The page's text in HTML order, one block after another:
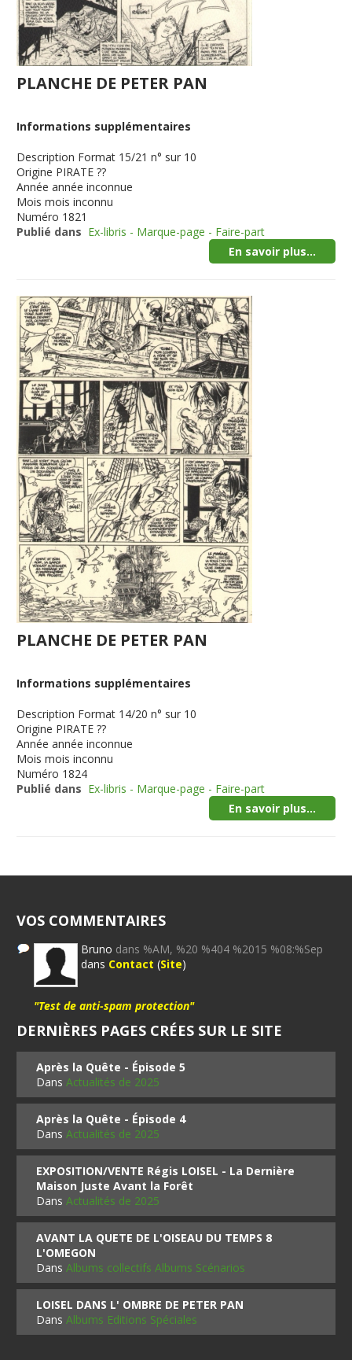
PLANCHE DE PETER PAN
Informations supplémentaires
Description Format 15/21 n° sur 10
Origine PIRATE ??
Année année inconnue
Mois mois inconnu
Numéro 1821
Publié dans Ex-libris - Marque-page - Faire-part
En savoir plus...
PLANCHE DE PETER PAN
Informations supplémentaires
Description Format 14/20 n° sur 10
Origine PIRATE ??
Année année inconnue
Mois mois inconnu
Numéro 1824
Publié dans Ex-libris - Marque-page - Faire-part
En savoir plus...
VOS COMMENTAIRES
Bruno dans %AM, %20 %404 %2015 %08:%Sep
dans Contact (Site)
"Test de anti-spam protection"
DERNIÈRES PAGES CRÉES SUR LE SITE
Après la Quête - Épisode 5
DansActualités de 2025
Après la Quête - Épisode 4
DansActualités de 2025
EXPOSITION/VENTE Régis LOISEL - La Dernière
Maison Juste Avant la Forêt
DansActualités de 2025
AVANT LA QUETE DE L'OISEAU DU TEMPS 8
L'OMEGON
DansAlbums collectifs Albums Scénarios
LOISEL DANS L' OMBRE DE PETER PAN
DansAlbums Editions Spéciales